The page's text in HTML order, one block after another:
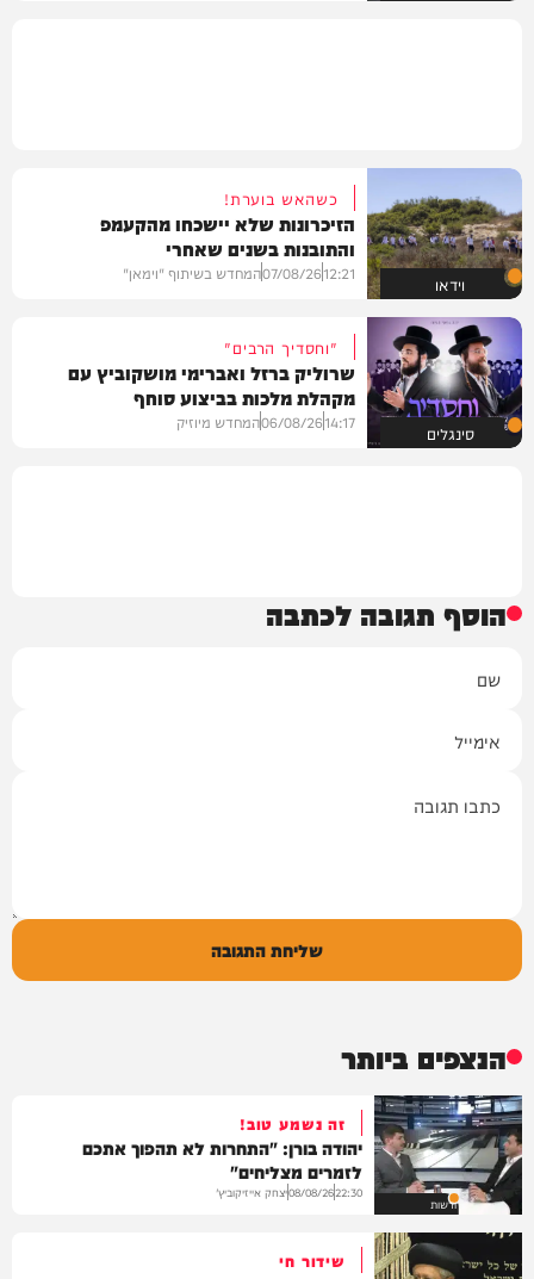
וידאו
כשהאש בוערת!
הזיכרונות שלא יישכחו מהקעמפ
והתובנות בשנים שאחרי
12:21
07/08/26המחדש בשיתוף "וימאן"
סינגלים
"וחסדיך הרבים"
שרוליק ברזל ואברימי מושקוביץ עם
מקהלת מלכות בביצוע סוחף
14:17
06/08/26המחדש מיוזיק
הוסף תגובה לכתבה
שליחת התגובה
הנצפים ביותר
חדשות
זה נשמע טוב!
יהודה בורן: "התחרות לא תהפוך אתכם
לזמרים מצליחים"
22:30
08/08/26יצחק אייזיקוביץ'
שידור חי